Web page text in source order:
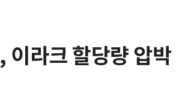
이라크 할당량 압박